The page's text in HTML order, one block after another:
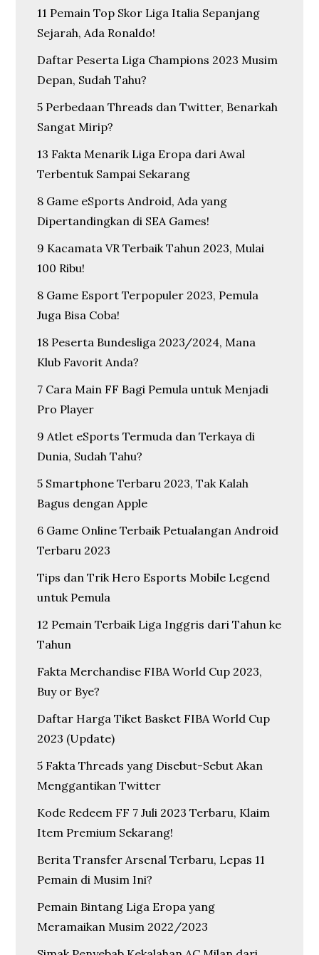
11 Pemain Top Skor Liga Italia Sepanjang
Sejarah, Ada Ronaldo!
Daftar Peserta Liga Champions 2023 Musim
Depan, Sudah Tahu?
5 Perbedaan Threads dan Twitter, Benarkah
Sangat Mirip?
13 Fakta Menarik Liga Eropa dari Awal
Terbentuk Sampai Sekarang
8 Game eSports Android, Ada yang
Dipertandingkan di SEA Games!
9 Kacamata VR Terbaik Tahun 2023, Mulai
100 Ribu!
8 Game Esport Terpopuler 2023, Pemula
Juga Bisa Coba!
18 Peserta Bundesliga 2023/2024, Mana
Klub Favorit Anda?
7 Cara Main FF Bagi Pemula untuk Menjadi
Pro Player
9 Atlet eSports Termuda dan Terkaya di
Dunia, Sudah Tahu?
5 Smartphone Terbaru 2023, Tak Kalah
Bagus dengan Apple
6 Game Online Terbaik Petualangan Android
Terbaru 2023
Tips dan Trik Hero Esports Mobile Legend
untuk Pemula
12 Pemain Terbaik Liga Inggris dari Tahun ke
Tahun
Fakta Merchandise FIBA World Cup 2023,
Buy or Bye?
Daftar Harga Tiket Basket FIBA World Cup
2023 (Update)
5 Fakta Threads yang Disebut-Sebut Akan
Menggantikan Twitter
Kode Redeem FF 7 Juli 2023 Terbaru, Klaim
Item Premium Sekarang!
Berita Transfer Arsenal Terbaru, Lepas 11
Pemain di Musim Ini?
Pemain Bintang Liga Eropa yang
Meramaikan Musim 2022/2023